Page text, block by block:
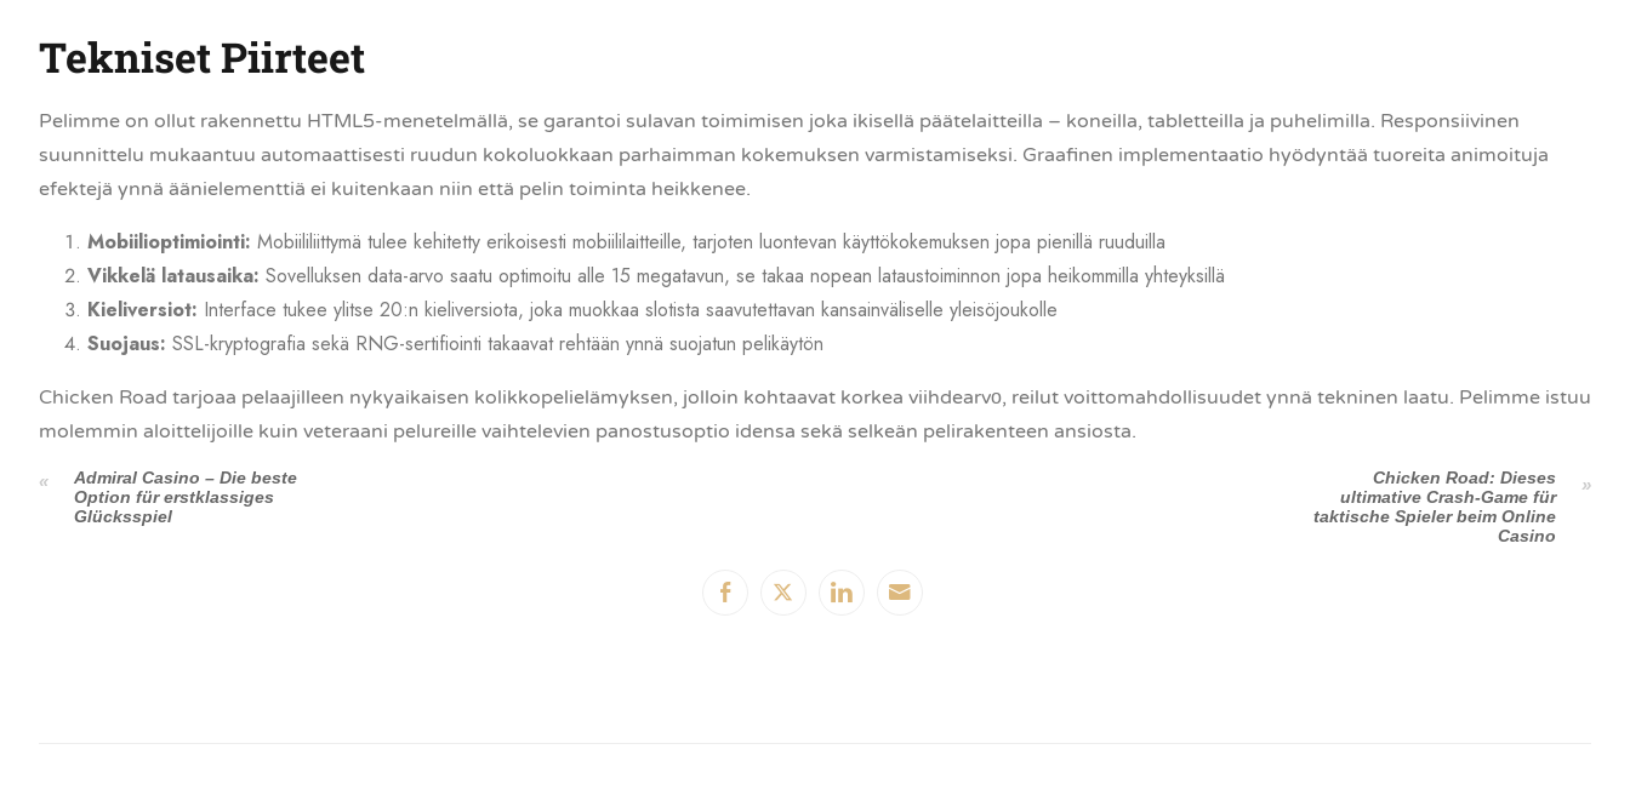
Tekniset Piirteet
Pelimme on ollut rakennettu HTML5-menetelmällä, se garantoi sulavan toimimisen joka ikisellä päätelaitteilla – koneilla, tabletteilla ja puhelimilla. Responsiivinen
suunnittelu mukaantuu automaattisesti ruudun kokoluokkaan parhaimman kokemuksen varmistamiseksi. Graafinen implementaatio hyödyntää tuoreita animoituja
efektejä ynnä äänielementtiä ei kuitenkaan niin että pelin toiminta heikkenee.
Mobiilioptimiointi: Mobiililiittymä tulee kehitetty erikoisesti mobiililaitteille, tarjoten luontevan käyttökokemuksen jopa pienillä ruuduilla
Vikkelä latausaika: Sovelluksen data-arvo saatu optimoitu alle 15 megatavun, se takaa nopean lataustoiminnon jopa heikommilla yhteyksillä
Kieliversiot: Interface tukee ylitse 20:n kieliversiota, joka muokkaa slotista saavutettavan kansainväliselle yleisöjoukolle
Suojaus: SSL-kryptografia sekä RNG-sertifiointi takaavat rehtään ynnä suojatun pelikäytön
Chicken Road tarjoaa pelaajilleen nykyaikaisen kolikkopelielämyksen, jolloin kohtaavat korkea viihdearvо, reilut voittomahdollisuudet ynnä tekninen laatu. Pelimme istuu
molemmin aloittelijoille kuin veteraani pelureille vaihtelevien panostusoptio idensa sekä selkeän pelirakenteen ansiosta.
Admiral Casino – Die beste
Option für erstklassiges
Glücksspiel
Chicken Road: Dieses
ultimative Crash-Game für
taktische Spieler beim Online
Casino